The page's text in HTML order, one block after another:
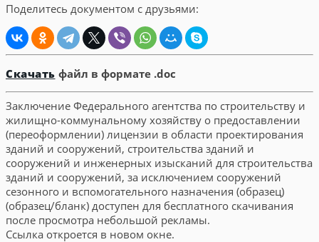
Поделитесь документом с друзьями:
Скачать файл в формате .doc
Заключение Федерального агентства по строительству и
жилищно-коммунальному хозяйству о предоставлении
(переоформлении) лицензии в области проектирования
зданий и сооружений, строительства зданий и
сооружений и инженерных изысканий для строительства
зданий и сооружений, за исключением сооружений
сезонного и вспомогательного назначения (образец)
(образец/бланк) доступен для бесплатного скачивания
после просмотра небольшой рекламы.
Ссылка откроется в новом окне.